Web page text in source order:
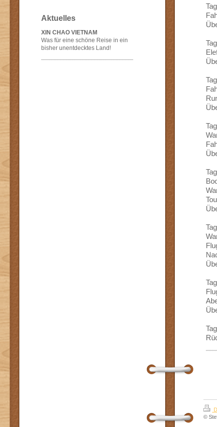
Aktuelles
XIN CHAO VIETNAM
Was für eine schöne Reise in ein
bisher unentdecktes Land!
©